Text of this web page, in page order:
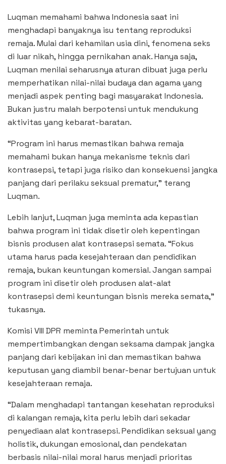
Luqman memahami bahwa Indonesia saat ini
menghadapi banyaknya isu tentang reproduksi
remaja. Mulai dari kehamilan usia dini, fenomena seks
di luar nikah, hingga pernikahan anak. Hanya saja,
Luqman menilai seharusnya aturan dibuat juga perlu
memperhatikan nilai-nilai budaya dan agama yang
menjadi aspek penting bagi masyarakat Indonesia.
Bukan justru malah berpotensi untuk mendukung
aktivitas yang kebarat-baratan.
“Program ini harus memastikan bahwa remaja
memahami bukan hanya mekanisme teknis dari
kontrasepsi, tetapi juga risiko dan konsekuensi jangka
panjang dari perilaku seksual prematur,” terang
Luqman.
Lebih lanjut, Luqman juga meminta ada kepastian
bahwa program ini tidak disetir oleh kepentingan
bisnis produsen alat kontrasepsi semata. “Fokus
utama harus pada kesejahteraan dan pendidikan
remaja, bukan keuntungan komersial. Jangan sampai
program ini disetir oleh produsen alat-alat
kontrasepsi demi keuntungan bisnis mereka semata,”
tukasnya.
Komisi VIII DPR meminta Pemerintah untuk
mempertimbangkan dengan seksama dampak jangka
panjang dari kebijakan ini dan memastikan bahwa
keputusan yang diambil benar-benar bertujuan untuk
kesejahteraan remaja.
“Dalam menghadapi tantangan kesehatan reproduksi
di kalangan remaja, kita perlu lebih dari sekadar
penyediaan alat kontrasepsi. Pendidikan seksual yang
holistik, dukungan emosional, dan pendekatan
berbasis nilai-nilai moral harus menjadi prioritas